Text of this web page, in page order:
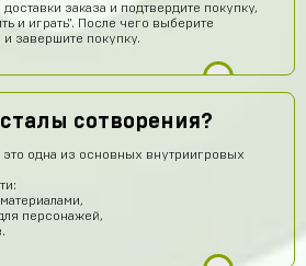
заказа и подтвердите покупку,
и играть". После чего выберите
завершите покупку.
сотворения?
одна из основных внутриигровых
персонажей,